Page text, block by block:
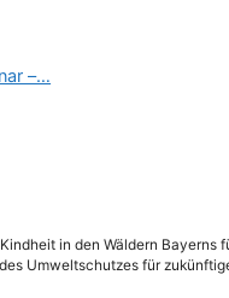
–…
in den Wäldern Bayerns
Umweltschutzes für